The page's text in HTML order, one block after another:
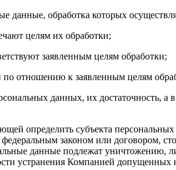
данные, обработка которых
целям их обработки;
заявленным целям обработки;
отношению к заявленным целям
данных, их достаточность,
определить субъекта
законом или договором,
данные подлежат уничтожению,
устранения Компанией